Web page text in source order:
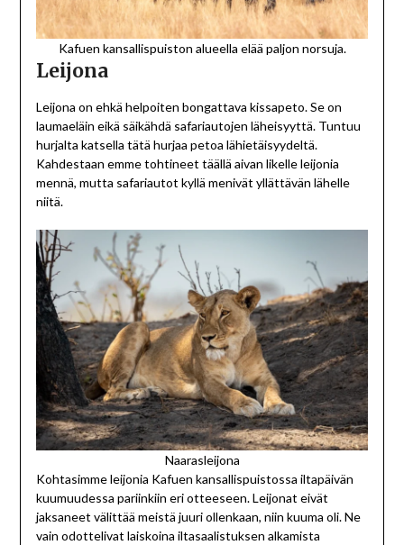
Kafuen kansallispuiston alueella elää paljon norsuja.
Leijona
Leijona on ehkä helpoiten bongattava kissapeto. Se on
laumaeläin eikä säikähdä safariautojen läheisyyttä. Tuntuu
hurjalta katsella tätä hurjaa petoa lähietäisyydeltä.
Kahdestaan emme tohtineet täällä aivan likelle leijonia
mennä, mutta safariautot kyllä menivät yllättävän lähelle
niitä.
Naarasleijona
Kohtasimme leijonia Kafuen kansallispuistossa iltapäivän
kuumuudessa pariinkiin eri otteeseen. Leijonat eivät
jaksaneet välittää meistä juuri ollenkaan, niin kuuma oli. Ne
vain odottelivat laiskoina iltasaalistuksen alkamista